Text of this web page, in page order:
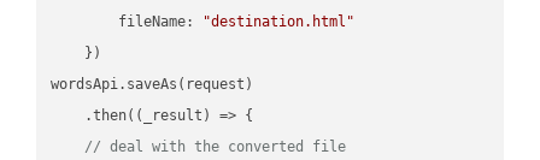
fileName:
"destination.html"
    })
wordsApi.saveAs(request)
    .then(
( _result ) => {
// deal with the converted file